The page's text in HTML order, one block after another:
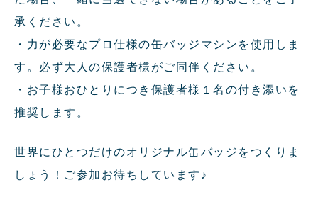
承ください。
・力が必要なプロ仕様の缶バッジマシンを使用しま
す。必ず大人の保護者様がご同伴ください。
・お子様おひとりにつき保護者様１名の付き添いを
推奨します。
世界にひとつだけのオリジナル缶バッジをつくりま
しょう！ご参加お待ちしています♪